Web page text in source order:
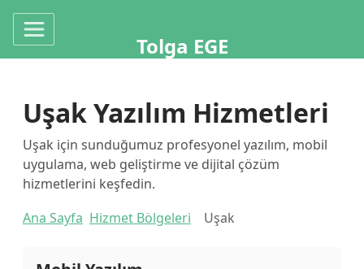
Tolga EGE
Uşak Yazılım Hizmetleri
Uşak için sunduğumuz profesyonel yazılım, mobil
uygulama, web geliştirme ve dijital çözüm
hizmetlerini keşfedin.
Ana Sayfa Hizmet Bölgeleri Uşak